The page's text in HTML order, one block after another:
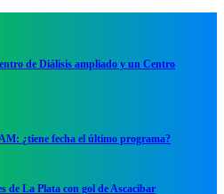
de Diálisis ampliado y un Centro
¿tiene fecha el último programa?
de La Plata con gol de Ascacibar